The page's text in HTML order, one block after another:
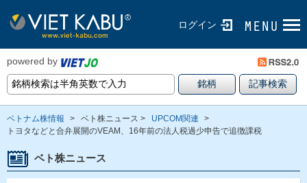
ログイン
powered by
ベトナム株情報 > ベト株ニュース > UPCOM関連
>
トヨタなどと合弁展開のVEAM、16年前の法人税過少申告で追徴課税
ベト株ニュース